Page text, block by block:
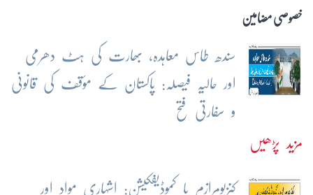
خصوصی مضامین
سندھ طاس معاہدہ، بھارت کی ہٹ دھرمی
اور حالیہ فیصلہ: پاکستان کے مؤقف کی قانونی
و سفارتی فتح
مزید پڑھیں
کنزیومرازم یا کموڈیفکیشن: اشہاری مواد اور